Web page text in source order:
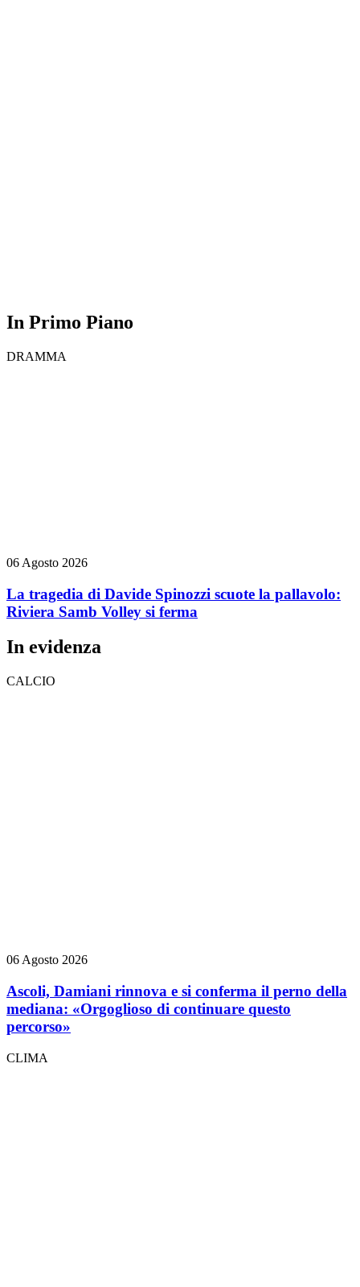
In Primo Piano
DRAMMA
06 Agosto 2026
La tragedia di Davide Spinozzi scuote la pallavolo:
Riviera Samb Volley si ferma
In evidenza
CALCIO
06 Agosto 2026
Ascoli, Damiani rinnova e si conferma il perno della
mediana: «Orgoglioso di continuare questo
percorso»
CLIMA